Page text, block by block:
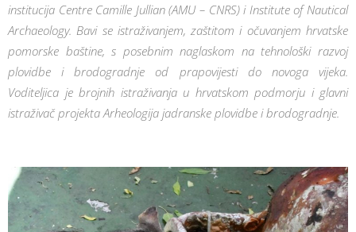
institucija Centre Camille Jullian (AMU – CNRS) i Institute of Nautical
Archaeology. Bavi se istraživanjem, zaštitom i očuvanjem hrvatske
pomorske baštine, s posebnim naglaskom na tehnološki razvoj
plovidbe i brodogradnje od prapovijesti do novoga vijeka.
Voditeljica je brojnih istraživanja u hrvatskom podmorju i glavni
istraživač projekta Arheologija jadranske plovidbe i brodogradnje.